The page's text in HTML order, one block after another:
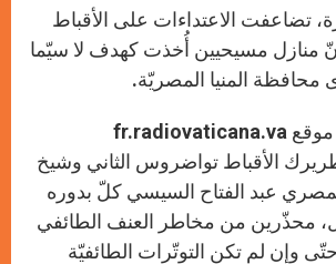
p
p
g
e
r
o
k
r
تضاعفت الاعتداءات على الأقباط
منازل مسيحيين أُخذت كهدف لا سيّما
المنيا المصريّة.
وبحسب ما أورده موقع fr.radiovaticana.va
الأقباط تواضروس الثاني وشيخ
عبد الفتاح السيسي كلّ بدوره
محذّرين من مخاطر العنف الطائفي
وإن لم تكن التوتّرات الطائفيّة